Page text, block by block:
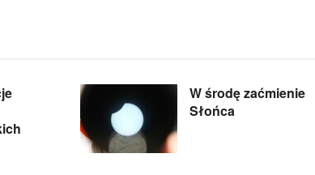
W środę zaćmienie
Słońca